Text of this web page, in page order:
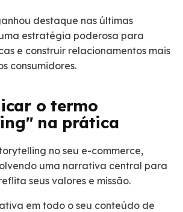
destaque nas últimas
estratégia poderosa para
e construir relacionamentos mais
consumidores.
o termo
na prática
no seu e-commerce,
uma narrativa central para
seus valores e missão.
em todo o seu conteúdo de